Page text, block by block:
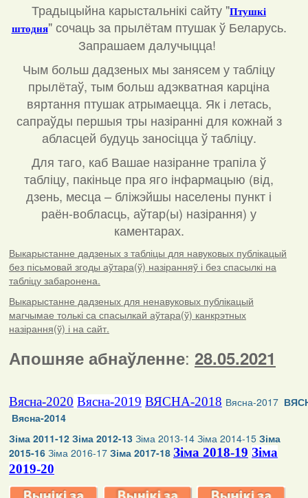
Традыцыйна карыстальнікі сайту "Птушкі
штодня" сочаць за прылётам птушак ў Беларусь.
Запрашаем далучыцца!
Чым больш дадзеных мы занясем у табліцу
прылётаў, тым больш адэкватная карціна
вяртання птушак атрымаецца. Як і летась,
сапраўды першыя тры назіранні для кожнай з
абласцей будуць заносіцца ў табліцу.
Для таго, каб Вашае назіранне трапіла ў
табліцу, пакіньце пра яго інфармацыю (від,
дзень, месца – бліжэйшы населены пункт і
раён-вобласць, аўтар(ы) назірання) у
каментарах.
Выкарыстанне дадзеных з табліцы для навуковых публікацый
без пісьмовай згоды аўтара(ў) назіранняў і без спасылкі на
табліцу забаронена.
Выкарыстанне дадзеных для ненавуковых публікацый
магчымае толькі са спасылкай аўтара(ў) канкрэтных
назірання(ў) і на сайт.
Апошняе абнаўленне: 28.05.2021
Вясна-2020 Вясна-2019 ВЯСНА-2018 Вясна-2017
Вясна-2014
Зіма 2011-12 Зіма 2012-13 Зіма 2013-14 Зіма 2014-15 Зіма
2015-16 Зіма 2016-17 Зіма 2017-18 Зіма 2018-19 Зіма
2019-20